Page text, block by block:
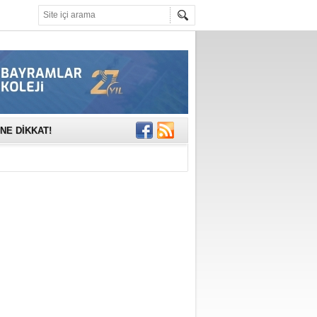
anlamlı
DİKKAT!